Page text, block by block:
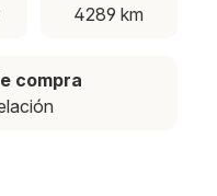
4289 km
compra